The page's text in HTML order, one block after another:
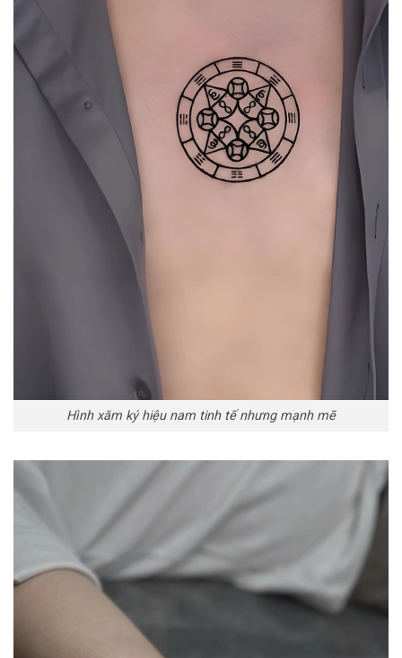
Hình xăm ký hiệu nam tinh tế nhưng mạnh mẽ